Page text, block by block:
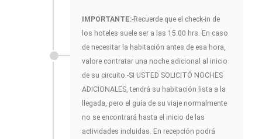
IMPORTANTE:-Recuerde que el check-in de
los hoteles suele ser a las 15.00 hrs. En caso
de necesitar la habitación antes de esa hora,
valore contratar una noche adicional al inicio
de su circuito.-SI USTED SOLICITÓ NOCHES
ADICIONALES, tendrá su habitación lista a la
llegada, pero el guía de su viaje normalmente
no se encontrará hasta el inicio de las
actividades incluidas. En recepción podrá